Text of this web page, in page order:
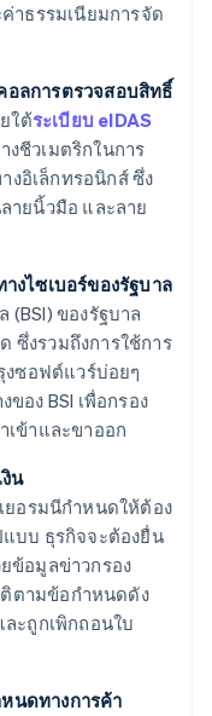
าธรรมเนียมการจัด
ลการตรวจสอบสิทธิ์
ใต้ระเบียบ eIDAS
ชีวเมตริกในการ
งอิเล็กทรอนิกส์ ซึ่ง
ายนิ้วมือ และลาย
งไซเบอร์ของรัฐบาล
ของรัฐบาล
ซึ่งรวมถึงการใช้การ
งซอฟต์แวร์บ่อยๆ
อง BSI เพื่อกรอง
เข้าและขาออก
น
ยอรมนีกำหนดให้ต้อง
บบ ธุรกิจจะต้องยื่น
ข้อมูลข่าวกรอง
ติตามข้อกำหนดดัง
ะถูกเพิกถอนใบ
นดทางการค้า